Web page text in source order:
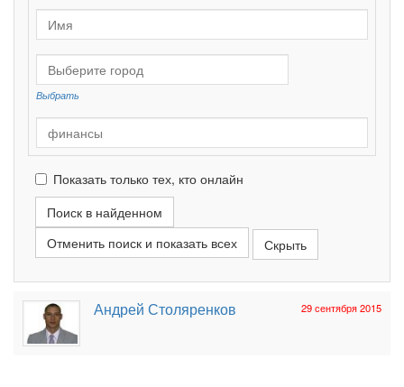
Выбрать
Показать только тех, кто онлайн
Отменить поиск и показать всех
29 сентября 2015
Андрей Столяренков